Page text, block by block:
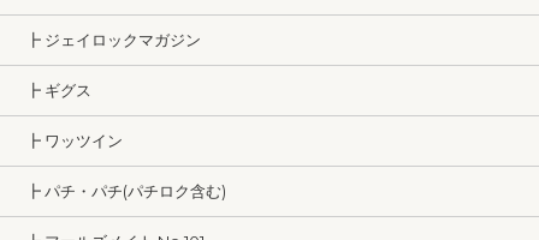
┣ ジェイロックマガジン
┣ ギグス
┣ ワッツイン
┣ パチ・パチ(パチロク含む)